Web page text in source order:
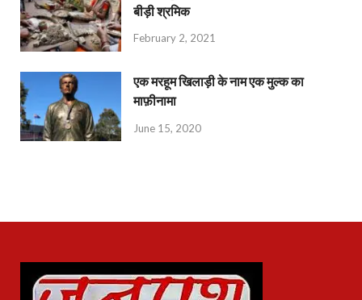
बीड़ी श्रमिक
February 2, 2021
एक मरहूम खिलाड़ी के नाम एक मुल्क का
माफ़ीनामा
June 15, 2020